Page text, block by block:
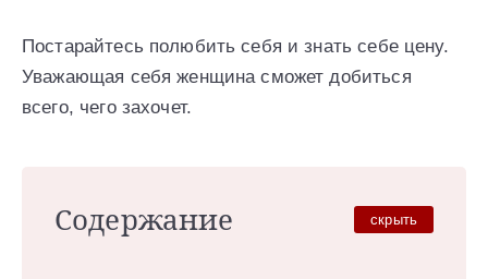
Постарайтесь полюбить себя и знать себе цену.
Уважающая себя женщина сможет добиться
всего, чего захочет.
Содержание скрыть